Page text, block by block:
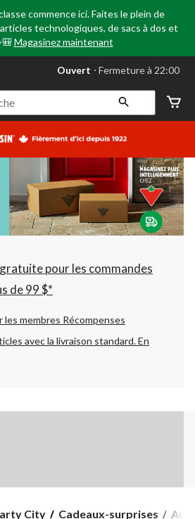
commence ici. Faites le plein de
technologiques, de sacs à dos et
Magasinez maintenant
votre
préféré
Leduc,
AB,
courament
Fermeture
à
22:00
cliquer
pour
changer
Ouvert ⋅ Fermeture à 22:00
pour les commandes
de 99 $*
membres Récompenses
avec la livraison standard.En
City Cadeaux-surprises